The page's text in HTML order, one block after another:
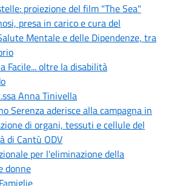
proiezione del film "The Sea"
presa in carico e cura del
Mentale e delle Dipendenze, tra
Facile... oltre la disabilità
Anna Tinivella
Serenza aderisce alla campagna in
di organi, tessuti e cellule del
di Cantù ODV
per l'eliminazione della
donne